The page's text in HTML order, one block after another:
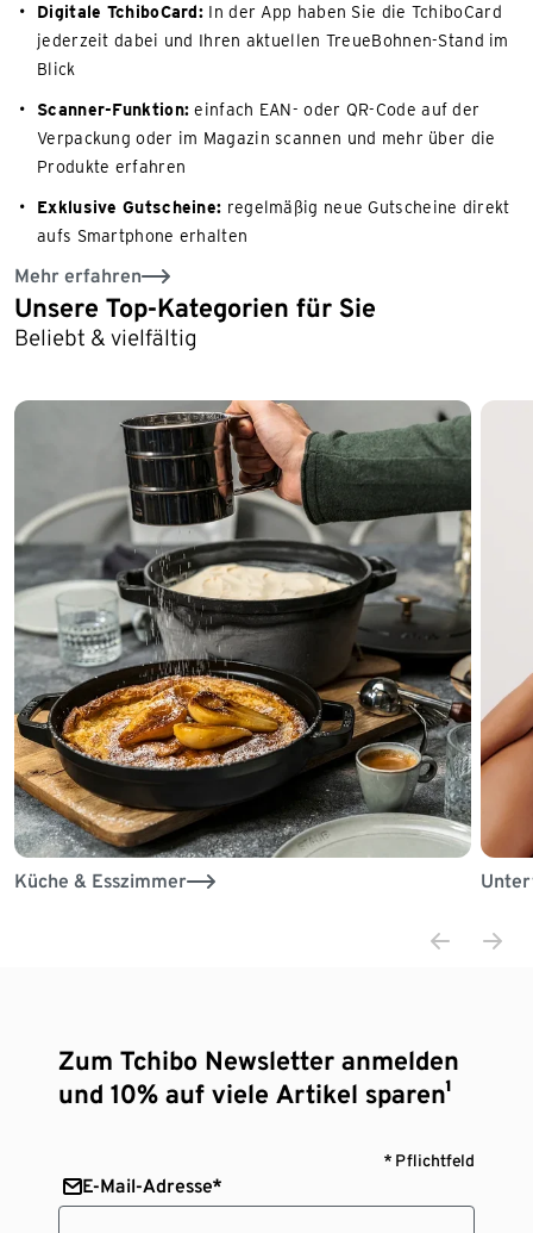
Digitale TchiboCard: In der App haben Sie die TchiboCard
jederzeit dabei und Ihren aktuellen TreueBohnen-Stand im
Blick
Scanner-Funktion:einfach EAN- oder QR-Code auf der
Verpackung oder im Magazin scannen und mehr über die
Produkte erfahren
Exklusive Gutscheine: regelmäßig neue Gutscheine direkt
aufs Smartphone erhalten
Mehr erfahren
Unsere Top-Kategorien für Sie
Beliebt & vielfältig
Küche & Esszimmer
Ende der Auflistung
Zum Tchibo Newsletter anmelden
und 10% auf viele Artikel sparen¹
* Pflichtfeld
E-Mail-Adresse*